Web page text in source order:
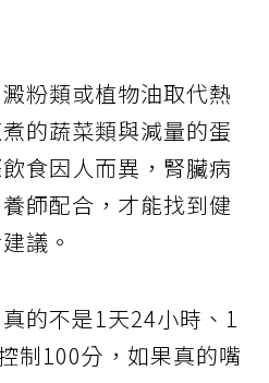
粉類或植物油取代熱
的蔬菜類與減量的蛋
食因人而異，腎臟病
師配合，才能找到健
議。
的不是1天24小時、1
制100分，如果真的嘴